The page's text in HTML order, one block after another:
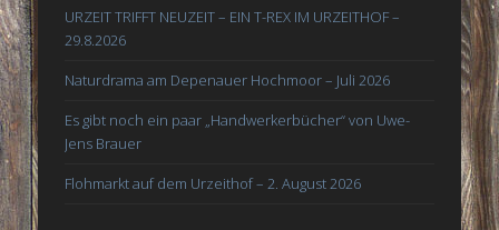
URZEIT TRIFFT NEUZEIT – EIN T-REX IM URZEITHOF –
29.8.2026
Naturdrama am Depenauer Hochmoor – Juli 2026
Es gibt noch ein paar „Handwerkerbücher“ von Uwe-
Jens Brauer
Flohmarkt auf dem Urzeithof – 2. August 2026